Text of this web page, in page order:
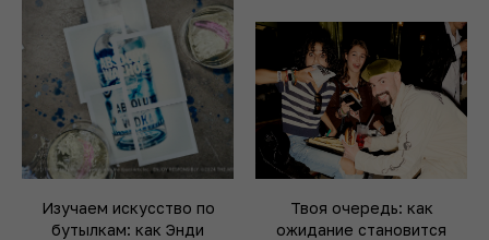
Изучаем искусство по
бутылкам: как Энди
Твоя очередь: как
ожидание становится